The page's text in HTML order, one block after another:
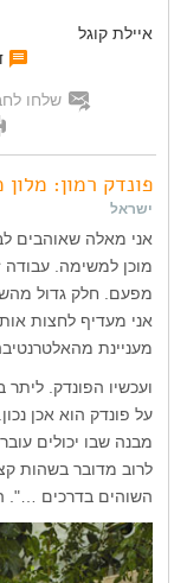
איילת קוגל
שלחו
פונדק רמון: מלון
ישראל
אני מאלה שאוהבים
מוכן למשימה. עבודה
מפעם. חלק גדול
אני מעדיף לחצות
מעניינת
ועכשיו הפונדק. ליתר
על פונדק הוא אכן
מבנה שבו יכולים
לרוב מדובר בשהות
השוהים בדרכים …".